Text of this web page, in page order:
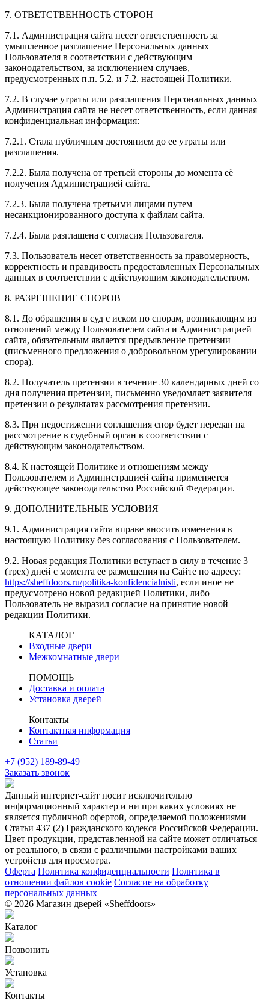
7. ОТВЕТСТВЕННОСТЬ СТОРОН
7.1. Администрация сайта несет ответственность за
умышленное разглашение Персональных данных
Пользователя в соответствии с действующим
законодательством, за исключением случаев,
предусмотренных п.п. 5.2. и 7.2. настоящей Политики.
7.2. В случае утраты или разглашения Персональных данных
Администрация сайта не несет ответственность, если данная
конфиденциальная информация:
7.2.1. Стала публичным достоянием до ее утраты или
разглашения.
7.2.2. Была получена от третьей стороны до момента её
получения Администрацией сайта.
7.2.3. Была получена третьими лицами путем
несанкционированного доступа к файлам сайта.
7.2.4. Была разглашена с согласия Пользователя.
7.3. Пользователь несет ответственность за правомерность,
корректность и правдивость предоставленных Персональных
данных в соответствии с действующим законодательством.
8. РАЗРЕШЕНИЕ СПОРОВ
8.1. До обращения в суд с иском по спорам, возникающим из
отношений между Пользователем сайта и Администрацией
сайта, обязательным является предъявление претензии
(письменного предложения о добровольном урегулировании
спора).
8.2. Получатель претензии в течение 30 календарных дней со
дня получения претензии, письменно уведомляет заявителя
претензии о результатах рассмотрения претензии.
8.3. При недостижении соглашения спор будет передан на
рассмотрение в судебный орган в соответствии с
действующим законодательством.
8.4. К настоящей Политике и отношениям между
Пользователем и Администрацией сайта применяется
действующее законодательство Российской Федерации.
9. ДОПОЛНИТЕЛЬНЫЕ УСЛОВИЯ
9.1. Администрация сайта вправе вносить изменения в
настоящую Политику без согласования с Пользователем.
9.2. Новая редакция Политики вступает в силу в течение 3
(трех) дней с момента ее размещения на Сайте по адресу:
https://sheffdoors.ru/politika-konfidencialnisti, если иное не
предусмотрено новой редакцией Политики, либо
Пользователь не выразил согласие на принятие новой
редакции Политики.
КАТАЛОГ
Входные двери
Межкомнатные двери
ПОМОЩЬ
Доставка и оплата
Установка дверей
Контакты
Контактная информация
Статьи
+7 (952) 189-89-49
Заказать звонок
Данный интернет-сайт носит исключительно
информационный характер и ни при каких условиях не
является публичной офертой, определяемой положениями
Статьи 437 (2) Гражданского кодекса Российской Федерации.
Цвет продукции, представленной на сайте может отличаться
от реального, в связи с различными настройками ваших
устройств для просмотра.
Оферта Политика конфиденциальности Политика в
отношении файлов cookie Согласие на обработку
персональных данных
© 2026 Магазин дверей «Sheffdoors»
Каталог
Позвонить
Установка
Контакты